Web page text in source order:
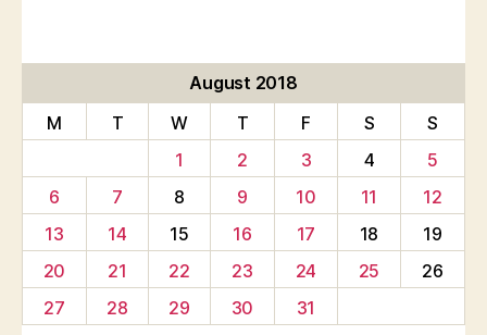
August 2018
M
T W T F S
S
1
2 3 4
5
6
7 8 9 10 11
12
13
14 15 16 17 18
19
20
21 22 23 24 25
26
27
28 29 30 31